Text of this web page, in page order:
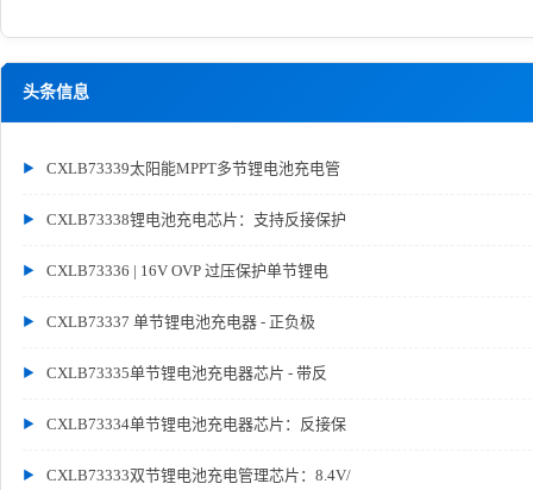
头条信息
CXLB73339太阳能MPPT多节锂电池充电管
CXLB73338锂电池充电芯片：支持反接保护
CXLB73336 | 16V OVP 过压保护单节锂电
CXLB73337 单节锂电池充电器 - 正负极
CXLB73335单节锂电池充电器芯片 - 带反
CXLB73334单节锂电池充电器芯片：反接保
CXLB73333双节锂电池充电管理芯片：8.4V/